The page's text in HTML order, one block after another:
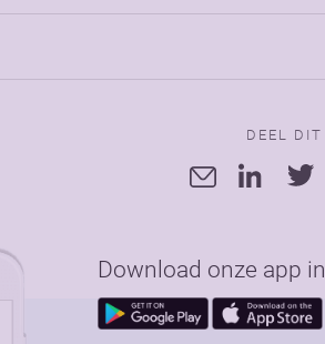
DEEL
Download onze app